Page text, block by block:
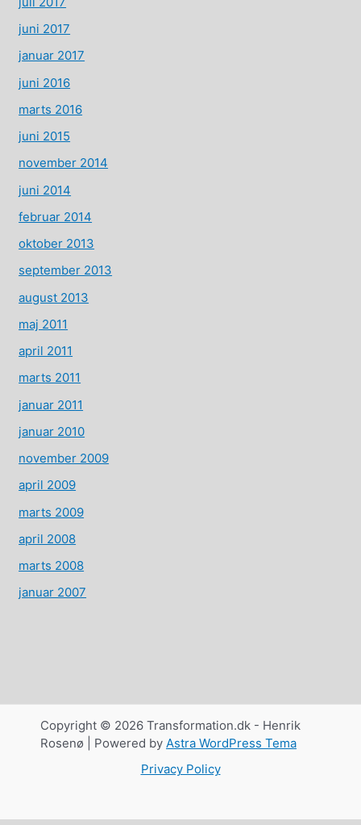
juni 2017
januar 2017
juni 2016
marts 2016
juni 2015
november 2014
juni 2014
februar 2014
oktober 2013
september 2013
august 2013
maj 2011
april 2011
marts 2011
januar 2011
januar 2010
november 2009
april 2009
marts 2009
april 2008
marts 2008
januar 2007
Copyright © 2026 Transformation.dk - Henrik
Rosenø | Powered by Astra WordPress Tema
Privacy Policy